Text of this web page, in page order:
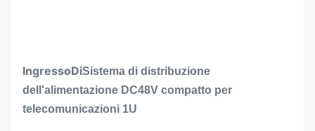
IngressoDiSistema di distribuzione
dell'alimentazione DC48V compatto per
telecomunicazioni 1U